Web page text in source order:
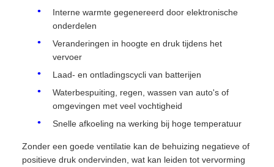
Interne warmte gegenereerd door elektronische
onderdelen
Veranderingen in hoogte en druk tijdens het
vervoer
Laad- en ontladingscycli van batterijen
Waterbespuiting, regen, wassen van auto's of
omgevingen met veel vochtigheid
Snelle afkoeling na werking bij hoge temperatuur
Zonder een goede ventilatie kan de behuizing negatieve of
positieve druk ondervinden, wat kan leiden tot vervorming